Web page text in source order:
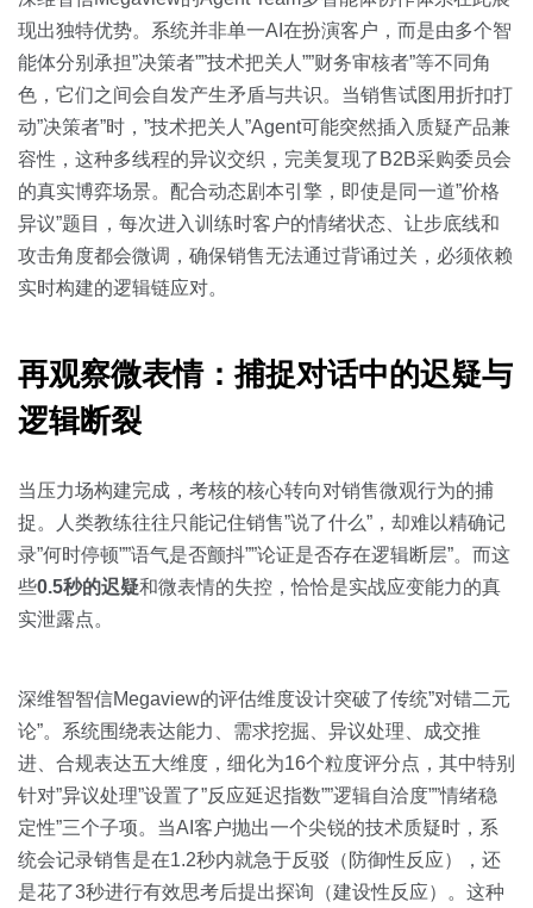
现出独特优势。系统并非单一AI在扮演客户，而是由多个智
能体分别承担”决策者””技术把关人””财务审核者”等不同角
色，它们之间会自发产生矛盾与共识。当销售试图用折扣打
动”决策者”时，”技术把关人”Agent可能突然插入质疑产品兼
容性，这种多线程的异议交织，完美复现了B2B采购委员会
的真实博弈场景。配合动态剧本引擎，即使是同一道”价格
异议”题目，每次进入训练时客户的情绪状态、让步底线和
攻击角度都会微调，确保销售无法通过背诵过关，必须依赖
实时构建的逻辑链应对。
再观察微表情：捕捉对话中的迟疑与
逻辑断裂
当压力场构建完成，考核的核心转向对销售微观行为的捕
捉。人类教练往往只能记住销售”说了什么”，却难以精确记
录”何时停顿””语气是否颤抖””论证是否存在逻辑断层”。而这
些0.5秒的迟疑和微表情的失控，恰恰是实战应变能力的真
实泄露点。
深维智智信Megaview的评估维度设计突破了传统”对错二元
论”。系统围绕表达能力、需求挖掘、异议处理、成交推
进、合规表达五大维度，细化为16个粒度评分点，其中特别
针对”异议处理”设置了”反应延迟指数””逻辑自洽度””情绪稳
定性”三个子项。当AI客户抛出一个尖锐的技术质疑时，系
统会记录销售是在1.2秒内就急于反驳（防御性反应），还
是花了3秒进行有效思考后提出探询（建设性反应）。这种